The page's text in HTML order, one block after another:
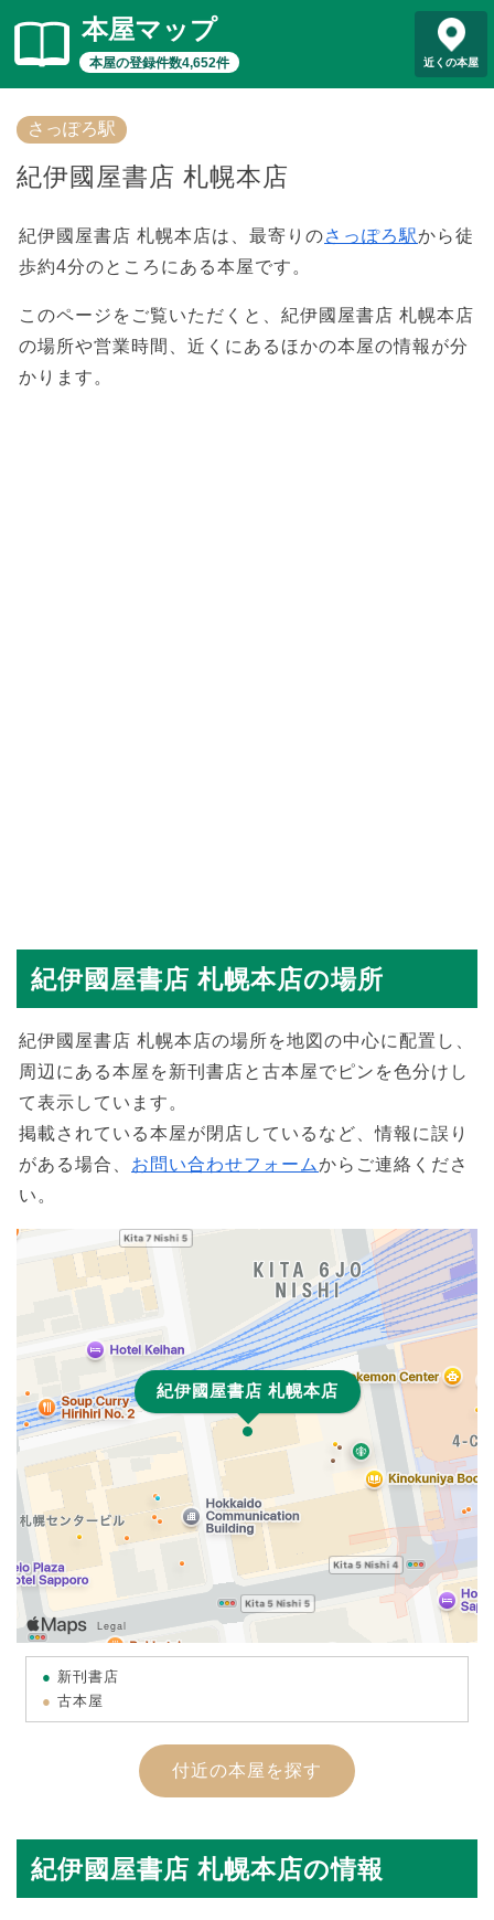
本屋マップ
本屋の登録件数4,652件 近くの本屋
さっぽろ駅
紀伊國屋書店 札幌本店
紀伊國屋書店 札幌本店は、最寄りのさっぽろ駅から徒
歩約4分のところにある本屋です。
このページをご覧いただくと、紀伊國屋書店 札幌本店
の場所や営業時間、近くにあるほかの本屋の情報が分
かります。
紀伊國屋書店 札幌本店の場所
紀伊國屋書店 札幌本店の場所を地図の中心に配置し、
周辺にある本屋を新刊書店と古本屋でピンを色分けし
て表示しています。
掲載されている本屋が閉店しているなど、情報に誤り
がある場合、 お問い合わせフォームからご連絡くださ
い。
紀伊國屋書店 札幌本店
新刊書店
古本屋
付近の本屋を探す
紀伊國屋書店 札幌本店の情報